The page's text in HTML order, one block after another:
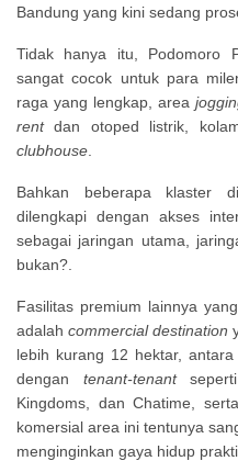
Bandung yang kini sedang
Tidak hanya itu, Podomoro
sangat cocok untuk para
raga yang lengkap, area
rentdan otoped listrik,
clubhouse
Bahkan beberapa klaster
dilengkapi dengan akses
sebagai jaringan utama,
bukan?.
Fasilitas premium lainnya
adalahcommercial destination
lebih kurang 12 hektar,
dengan tenant-tenant
Kingdoms, dan Chatime, serta
komersial area ini tentunya
menginginkan gaya hidup